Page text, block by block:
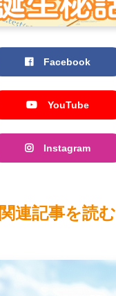
Facebook
YouTube
Instagram
関連記事を読む